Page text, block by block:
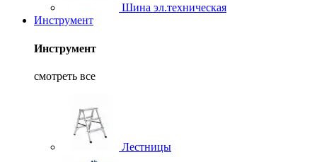
Шина эл.техническая
Инструмент
Инструмент
смотреть все
Лестницы